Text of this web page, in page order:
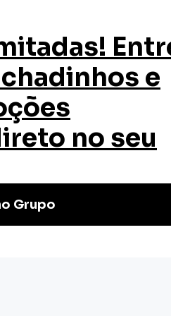
Certificado Blog